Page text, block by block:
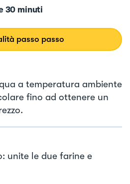
30 minuti
passo passo
a temperatura ambiente
fino ad ottenere un
unite le due farine e